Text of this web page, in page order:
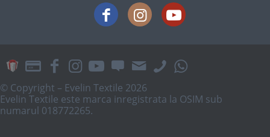
© Copyright – Evelin Textile 2026
Evelin Textile este marca inregistrata la OSIM sub
numarul 018772265.